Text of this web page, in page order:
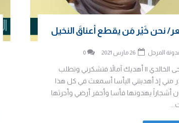
نحن خَيْر مَن يقطع أعناقَ النخيل
المرجل 0
الخالدي || أهديك آمالاً فتشكرني وتطلب
مني إذ أهديتني اليأسا أسمعتَ في كل هذا
أشجاراً يهدونها فأسا وأحفر أرضي وأحرثها